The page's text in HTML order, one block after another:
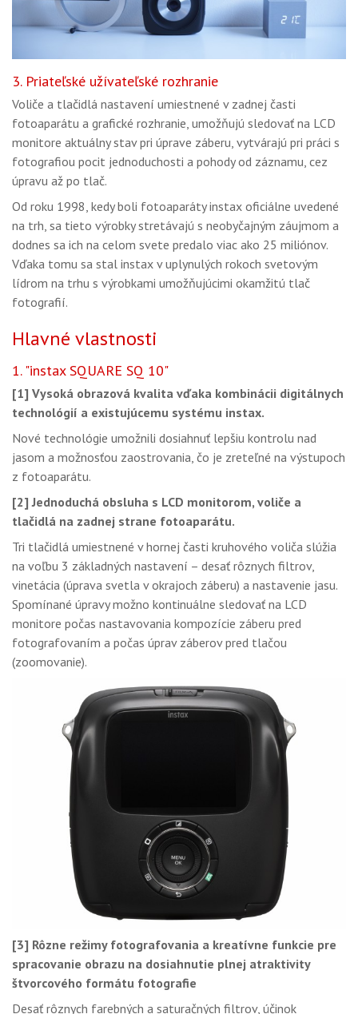
3. Priateľské užívateľské rozhranie
Voliče a tlačidlá nastavení umiestnené v zadnej časti
fotoaparátu a grafické rozhranie, umožňujú sledovať na LCD
monitore aktuálny stav pri úprave záberu, vytvárajú pri práci s
fotografiou pocit jednoduchosti a pohody od záznamu, cez
úpravu až po tlač.
Od roku 1998, kedy boli fotoaparáty instax oficiálne uvedené
na trh, sa tieto výrobky stretávajú s neobyčajným záujmom a
dodnes sa ich na celom svete predalo viac ako 25 miliónov.
Vďaka tomu sa stal instax v uplynulých rokoch svetovým
lídrom na trhu s výrobkami umožňujúcimi okamžitú tlač
fotografií.
Hlavné vlastnosti
1. "instax SQUARE SQ 10"
[1] Vysoká obrazová kvalita vďaka kombinácii digitálnych
technológií a existujúcemu systému instax.
Nové technológie umožnili dosiahnuť lepšiu kontrolu nad
jasom a možnosťou zaostrovania, čo je zreteľné na výstupoch
z fotoaparátu.
[2] Jednoduchá obsluha s LCD monitorom, voliče a
tlačidlá na zadnej strane fotoaparátu.
Tri tlačidlá umiestnené v hornej časti kruhového voliča slúžia
na voľbu 3 základných nastavení – desať rôznych filtrov,
vinetácia (úprava svetla v okrajoch záberu) a nastavenie jasu.
Spomínané úpravy možno kontinuálne sledovať na LCD
monitore počas nastavovania kompozície záberu pred
fotografovaním a počas úprav záberov pred tlačou
(zoomovanie).
[3] Rôzne režimy fotografovania a kreatívne funkcie pre
spracovanie obrazu na dosiahnutie plnej atraktivity
štvorcového formátu fotografie
Desať rôznych farebných a saturačných filtrov, účinok